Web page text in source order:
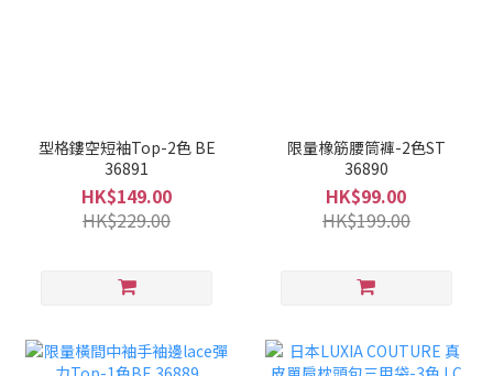
型格鏤空短袖Top-2色 BE
36891
HK$149.00
HK$229.00
限量橡筋腰筒褲-2色ST
36890
HK$99.00
HK$199.00